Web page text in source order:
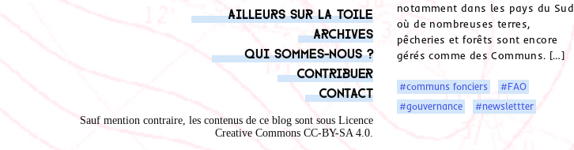
Ailleurs sur la toile
Archives
Qui sommes-nous ?
Contribuer
Contact
Sauf mention contraire, les contenus de ce blog sont sous Licence
Creative Commons CC-BY-SA 4.0.
notamment dans les pays du Sud
où de nombreuses terres,
pêcheries et forêts sont encore
gérés comme des Communs. […]
#communs fonciers
#FAO
#gouvernance
#newslettter